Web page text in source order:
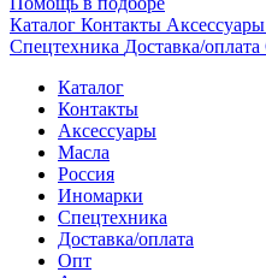
Каталог Контакты Аксессуары
Спецтехника Доставка/оплата
Каталог
Контакты
Аксессуары
Масла
Россия
Иномарки
Спецтехника
Доставка/оплата
Опт